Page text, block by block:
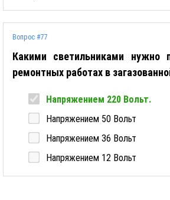
Вопрос #77
Какими светильниками нужно
ремонтных работах в
Напряжением 220 Вольт.
Напряжением 50 Вольт
Напряжением 36 Вольт
Напряжением 12 Вольт